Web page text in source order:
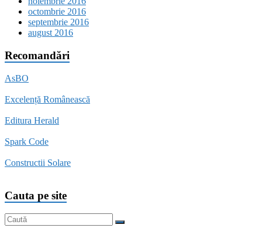
octombrie 2016
septembrie 2016
august 2016
Recomandări
AsBO
Excelență Românească
Editura Herald
Spark Code
Constructii Solare
Cauta pe site